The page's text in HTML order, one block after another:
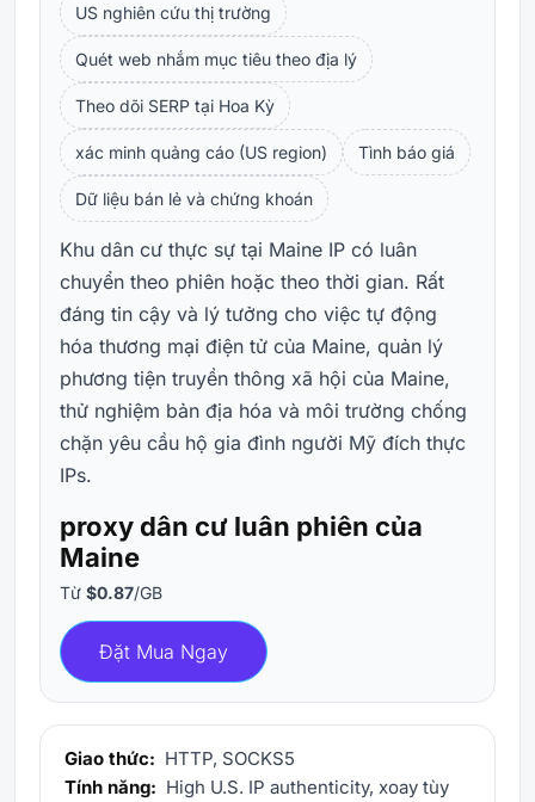
US nghiên cứu thị trường
Quét web nhắm mục tiêu theo địa lý
Theo dõi SERP tại Hoa Kỳ
xác minh quảng cáo (US region) Tình báo giá
Dữ liệu bán lẻ và chứng khoán
Khu dân cư thực sự tại Maine IP có luân
chuyển theo phiên hoặc theo thời gian. Rất
đáng tin cậy và lý tưởng cho việc tự động
hóa thương mại điện tử của Maine, quản lý
phương tiện truyền thông xã hội của Maine,
thử nghiệm bản địa hóa và môi trường chống
chặn yêu cầu hộ gia đình người Mỹ đích thực
IPs.
proxy dân cư luân phiên của
Maine
Từ $0.87/GB
Đặt Mua Ngay
Giao thức: HTTP, SOCKS5
Tính năng: High U.S. IP authenticity, xoay tùy